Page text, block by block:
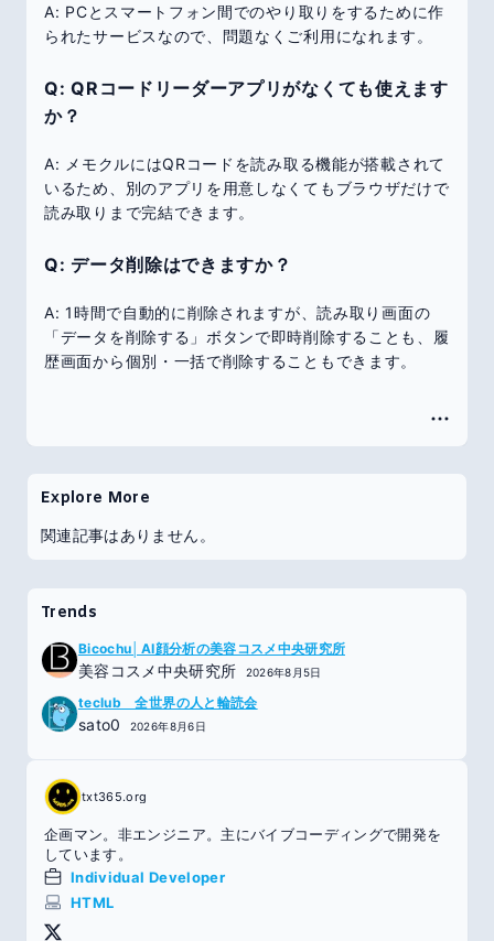
A: PCとスマートフォン間でのやり取りをするために作
られたサービスなので、問題なくご利用になれます。
Q: QRコードリーダーアプリがなくても使えます
か？
A: メモクルにはQRコードを読み取る機能が搭載されて
いるため、別のアプリを用意しなくてもブラウザだけで
読み取りまで完結できます。
Q: データ削除はできますか？
A: 1時間で自動的に削除されますが、読み取り画面の
「データを削除する」ボタンで即時削除することも、履
歴画面から個別・一括で削除することもできます。
Explore More
関連記事はありません。
Trends
Bicochu│AI顔分析の美容コスメ中央研究所
美容コスメ中央研究所 2026年8月5日
teclub 全世界の人と輪読会
sato0 2026年8月6日
txt365.org
企画マン。非エンジニア。主にバイブコーディングで開発を
しています。
Individual Developer
HTML